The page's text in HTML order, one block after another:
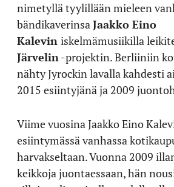
nimetyllä tyylillään mieleen
bändikaverinsaJaakko Eino
Kalevin iskelmämusiikilla
Järvelin-projektin. Berliiniin
nähty Jyrockin lavalla kahdesti
2015 esiintyjänä ja 2009
Viime vuosina Jaakko Eino
esiintymässä vanhassa
harvakseltaan. Vuonna 2009
keikkoja juontaessaan, hän